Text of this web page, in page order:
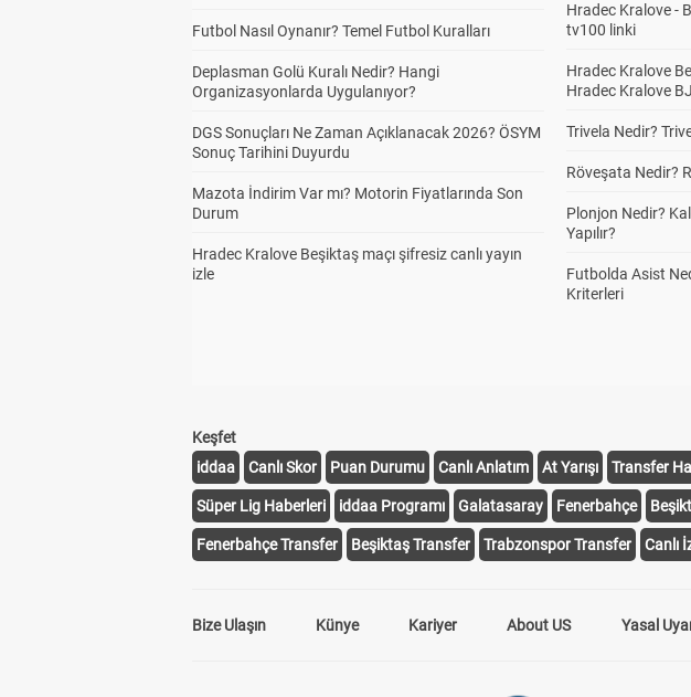
Futbol Nasıl Oynanır? Temel Futbol Kuralları
Deplasman Golü Kuralı Nedir? Hangi
Organizasyonlarda Uygulanıyor?
DGS Sonuçları Ne Zaman Açıklanacak 2026? ÖSYM
Sonuç Tarihini Duyurdu
Mazota İndirim Var mı? Motorin Fiyatlarında Son
Durum
Hradec Kralove Beşiktaş maçı şifresiz canlı yayın
izle
Hradec Kralove -
tv100 linki
Hradec Kralove
Hradec Kralove
Trivela Nedir?
Röveşata Nedir?
Plonjon Nedir?
Yapılır?
Futbolda Asist
Kriterleri
Keşfet
iddaa
Canlı Skor Puan Durumu Canlı Anlatım At Yarışı Transfer
Süper Lig Haberleri iddaa Programı Galatasaray Fenerbahçe
Fenerbahçe Transfer Beşiktaş Transfer Trabzonspor Transfer Canlı
Bize Ulaşın Künye Kariyer About US Yasal